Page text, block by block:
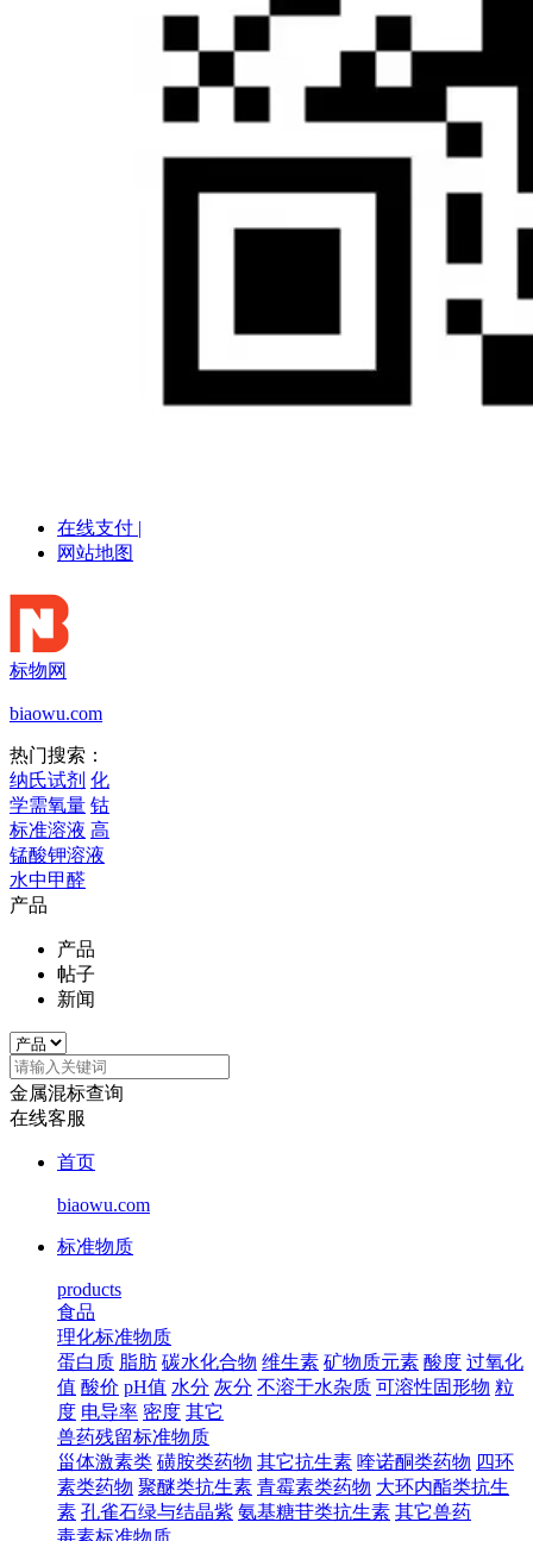
在线支付 |
网站地图
标物网
biaowu.com
热门搜索：
纳氏试剂 化
学需氧量 钴
标准溶液 高
锰酸钾溶液
水中甲醛
产品
产品
帖子
新闻
金属混标查询
在线客服
首页
biaowu.com
标准物质
products
食品
理化标准物质
蛋白质 脂肪 碳水化合物 维生素 矿物质元素 酸度 过氧化
值 酸价 pH值 水分 灰分 不溶于水杂质 可溶性固形物 粒
度 电导率 密度 其它
兽药残留标准物质
甾体激素类 磺胺类药物 其它抗生素 喹诺酮类药物 四环
素类药物 聚醚类抗生素 青霉素类药物 大环内酯类抗生
素 孔雀石绿与结晶紫 氨基糖苷类抗生素 其它兽药
毒素标准物质